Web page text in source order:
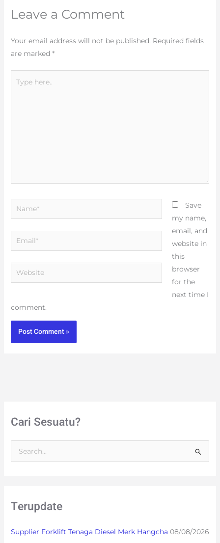
Leave a Comment
Your email address will not be published. Required fields
are marked *
here..
Name*
Email*
Website
Save
my name,
email, and
website in
this
browser
for the
next time I
comment.
Cari Sesuatu?
c
f
Terupdate
Supplier Forklift Tenaga Diesel Merk Hangcha 08/08/2026